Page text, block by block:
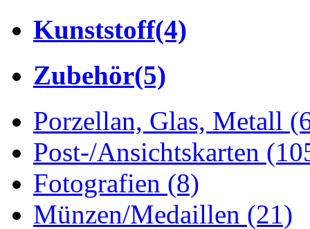
Kunststoff(4)
Zubehör(5)
Porzellan, Glas, Metall
Post-/Ansichtskarten
Fotografien (8)
Münzen/Medaillen (21)